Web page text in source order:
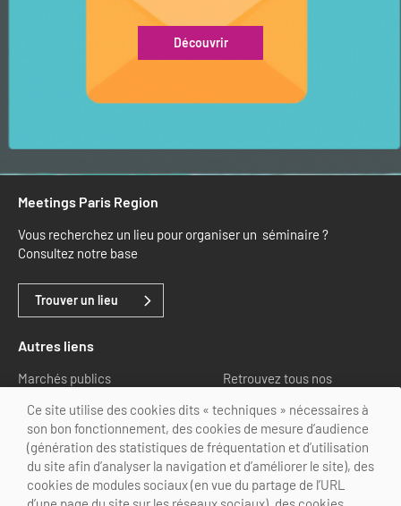
Découvrir
Meetings Paris Region
Vous recherchez un lieu pour organiser un séminaire ?
Consultez notre base
Trouver un lieu
Autres liens
Marchés publics
Retrouvez tous nos
Nous suivre
Ce site utilise des cookies dits « techniques » nécessaires à
son bon fonctionnement, des cookies de mesure d’audience
(génération des statistiques de fréquentation et d’utilisation
du site afin d’analyser la navigation et d’améliorer le site), des
cookies de modules sociaux (en vue du partage de l’URL